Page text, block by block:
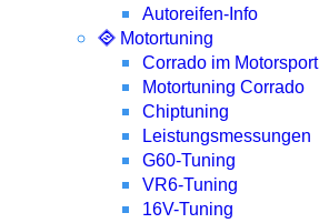
Autoreifen-Info
Motortuning
Corrado im Motorsport
Motortuning Corrado
Chiptuning
Leistungsmessungen
G60-Tuning
VR6-Tuning
16V-Tuning